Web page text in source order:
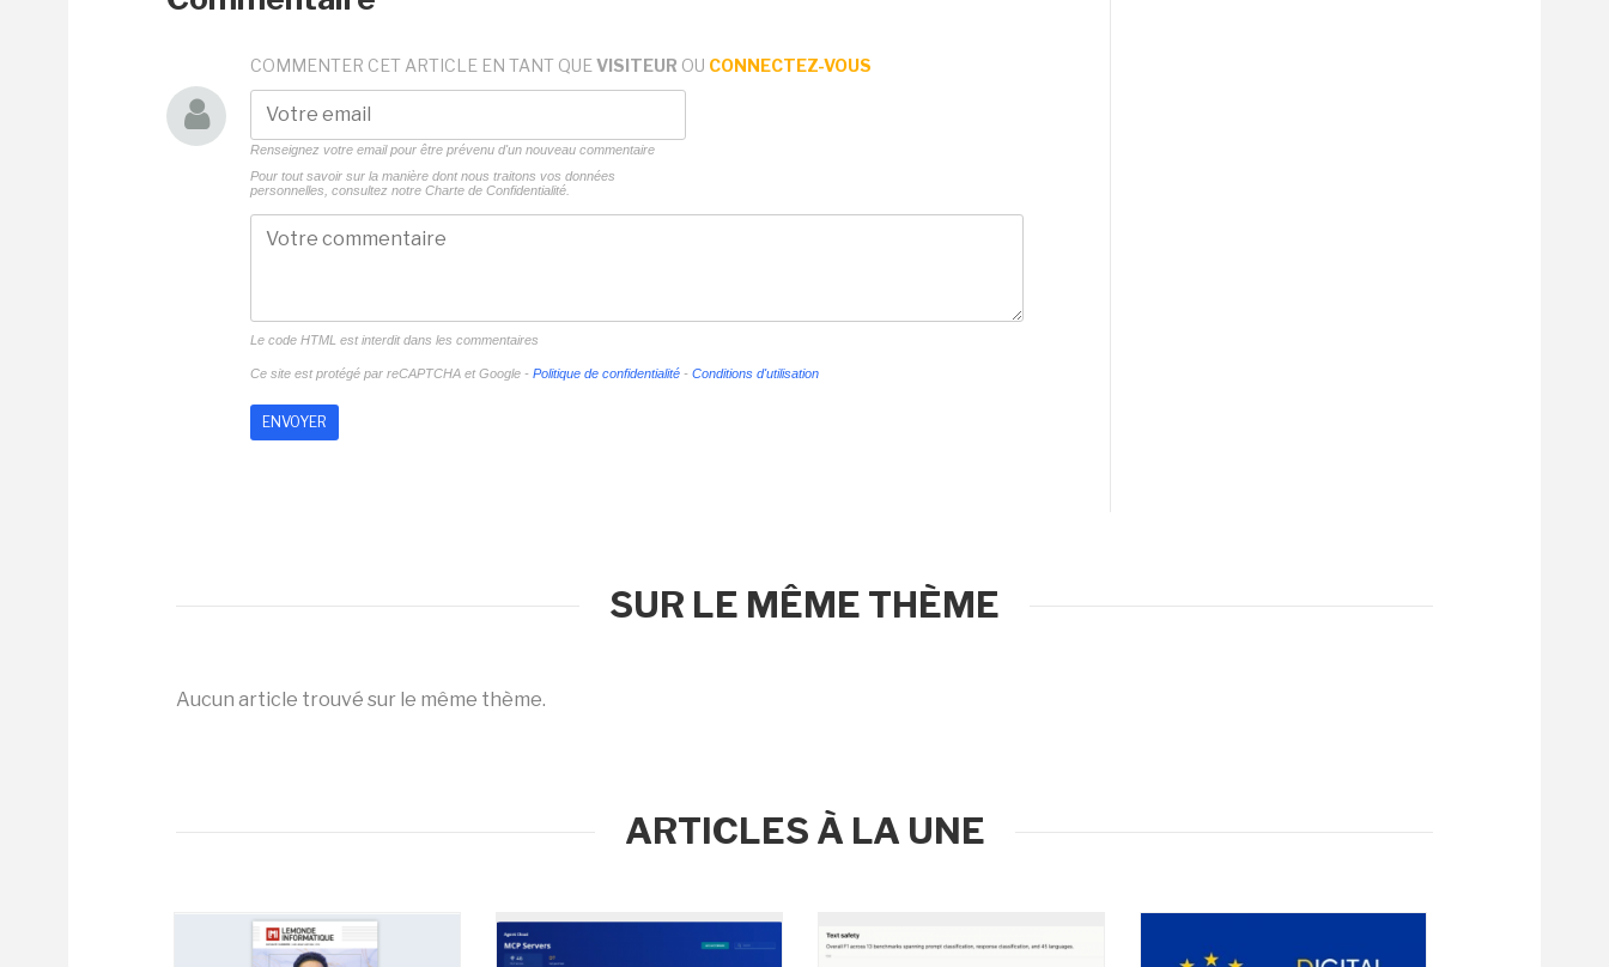
COMMENTER CET ARTICLE EN TANT QUE VISITEUR OU CONNECTEZ-VOUS
Renseignez votre email pour être prévenu d'un nouveau commentaire
Pour tout savoir sur la manière dont nous traitons vos données
personnelles, consultez notre Charte de Confidentialité.
Le code HTML est interdit dans les commentaires
Ce site est protégé par reCAPTCHA et Google - Politique de confidentialité - Conditions d'utilisation
SUR LE MÊME THÈME
Aucun article trouvé sur le même thème.
ARTICLES À LA UNE